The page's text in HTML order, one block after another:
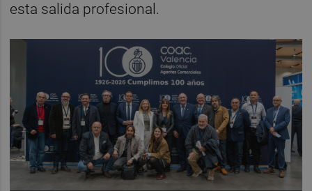
esta salida profesional.